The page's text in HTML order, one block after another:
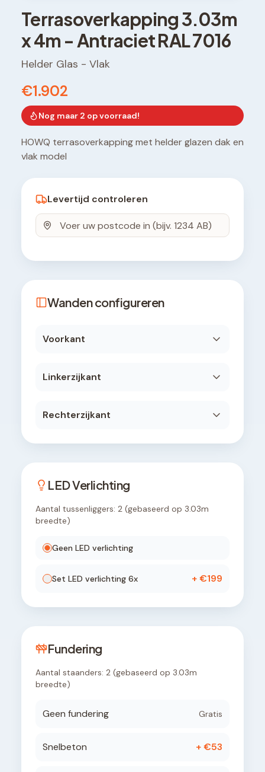
Terrasoverkapping3.03m
x4m -Antraciet RAL 7016
Helder Glas - Vlak
€1.902
Nog maar 2 op voorraad!
HOWQ terrasoverkapping met helder glazen dak en
vlak model
Levertijd controleren
Wanden configureren
Voorkant
Linkerzijkant
Rechterzijkant
LED Verlichting
Aantal tussenliggers: 2 (gebaseerd op 3.03m
breedte)
Geen LED verlichting
Set LED verlichting 6x + €199
Fundering
Aantal staanders: 2 (gebaseerd op 3.03m
breedte)
Geen fundering Gratis
Snelbeton + €53